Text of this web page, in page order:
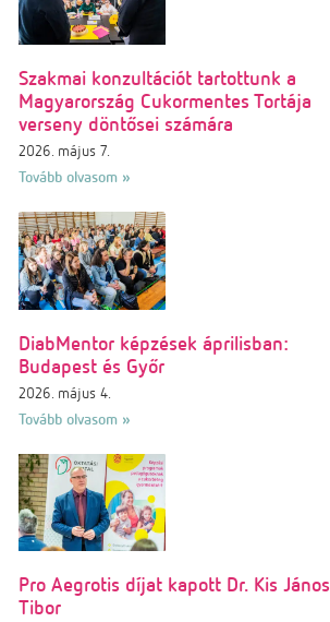
Szakmai konzultációt tartottunk a
Magyarország Cukormentes Tortája
verseny döntősei számára
2026. május 7.
Tovább olvasom »
DiabMentor képzések áprilisban:
Budapest és Győr
2026. május 4.
Tovább olvasom »
Pro Aegrotis díjat kapott Dr. Kis János
Tibor